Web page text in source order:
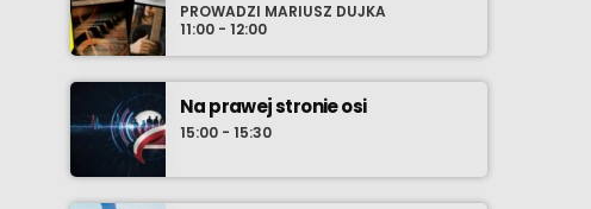
PROWADZI MARIUSZ DUJKA
11:00 - 12:00
Na prawej stronie osi
15:00 - 15:30